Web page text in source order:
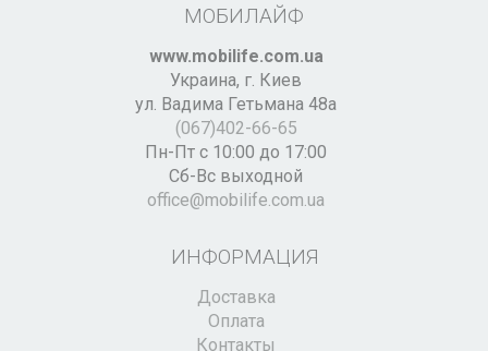
МОБИЛАЙФ
www.mobilife.com.ua
Украина, г. Киев
ул. Вадима Гетьмана 48а
(067)402-66-65
Пн-Пт с 10:00 до 17:00
Сб-Вс выходной
office@mobilife.com.ua
ИНФОРМАЦИЯ
Доставка
Оплата
Контакты